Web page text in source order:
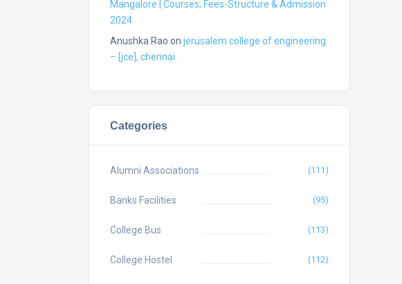
Mangalore | Courses, Fees-Structure & Admission
2024
Anushka Rao on jerusalem college of engineering
– [jce], chennai
Categories
Alumni Associations (111)
Banks Facilities (95)
College Bus (113)
College Hostel (112)